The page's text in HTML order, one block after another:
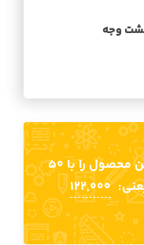
وجه
این محصول را با 50
122,000